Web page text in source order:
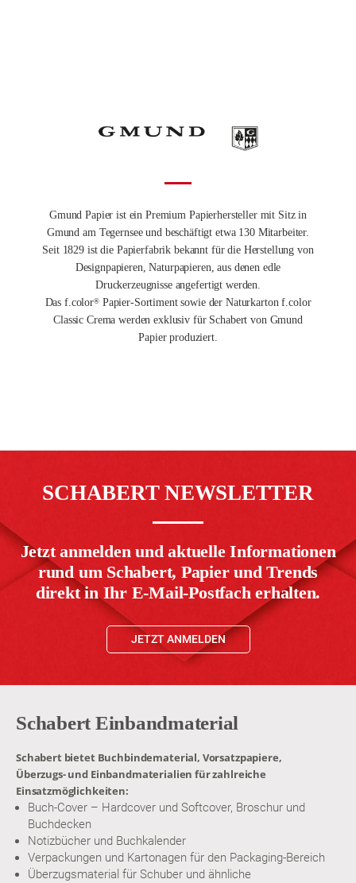
Gmund Papier ist ein Premium Papierhersteller mit Sitz in
Gmund am Tegernsee und beschäftigt etwa 130 Mitarbeiter.
Seit 1829 ist die Papierfabrik bekannt für die Herstellung von
Designpapieren, Naturpapieren, aus denen edle
Druckerzeugnisse angefertigt werden.
Das f.color®Papier-Sortiment sowie der Naturkarton f.color
Classic Crema werden exklusiv für Schabert von Gmund
Papier produziert.
SCHABERT NEWSLETTER
Jetzt anmelden und aktuelle Informationen
rund um Schabert, Papier und Trends
direkt in Ihr E-Mail-Postfach erhalten.
JETZT ANMELDEN
Schabert Einbandmaterial
Schabert bietet Buchbindematerial, Vorsatzpapiere,
Überzugs- und Einbandmaterialien für zahlreiche
Einsatzmöglichkeiten:
Buch-Cover – Hardcover und Softcover, Broschur und
Buchdecken
Notizbücher und Buchkalender
Verpackungen und Kartonagen für den Packaging-Bereich
Überzugsmaterial für Schuber und ähnliche